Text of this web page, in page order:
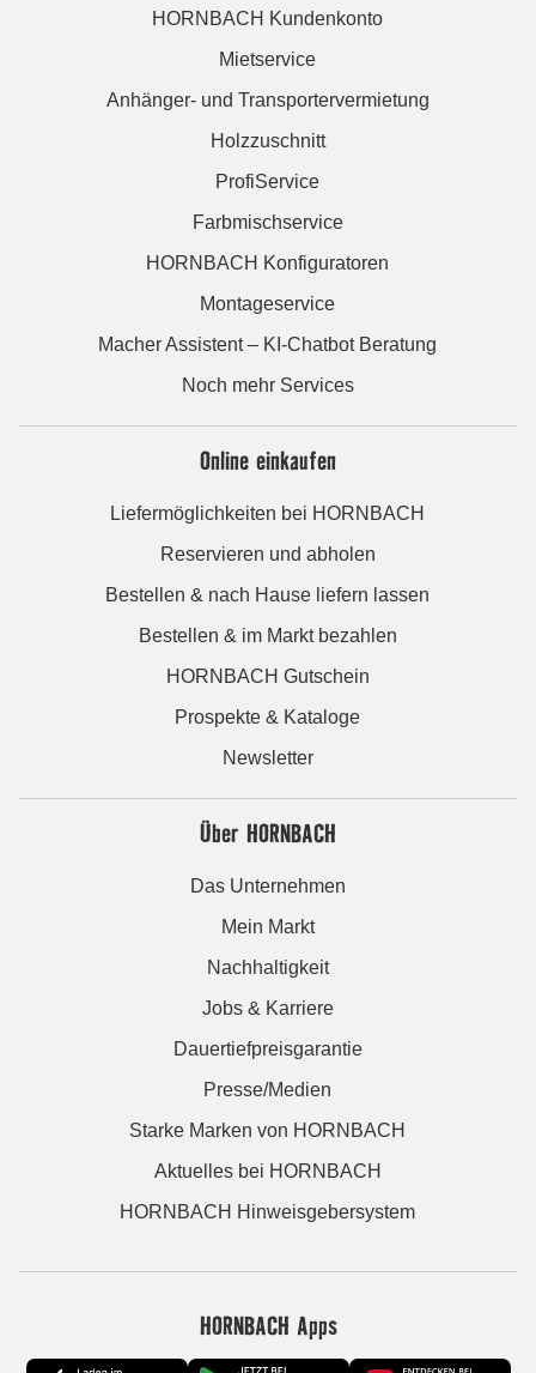
HORNBACH Kundenkonto
Mietservice
Anhänger- und Transportervermietung
Holzzuschnitt
ProfiService
Farbmischservice
HORNBACH Konfiguratoren
Montageservice
Macher Assistent – KI-Chatbot Beratung
Noch mehr Services
Online einkaufen
Liefermöglichkeiten bei HORNBACH
Reservieren und abholen
Bestellen & nach Hause liefern lassen
Bestellen & im Markt bezahlen
HORNBACH Gutschein
Prospekte & Kataloge
Newsletter
Über HORNBACH
Das Unternehmen
Mein Markt
Nachhaltigkeit
Jobs & Karriere
Dauertiefpreisgarantie
Presse/Medien
Starke Marken von HORNBACH
Aktuelles bei HORNBACH
HORNBACH Hinweisgebersystem
HORNBACH Apps